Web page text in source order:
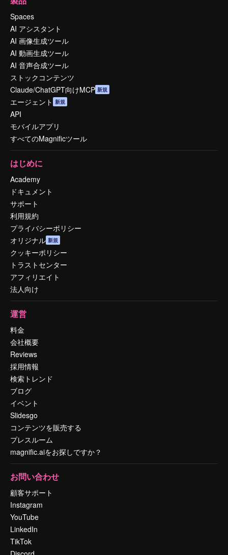
Spaces
AI アシスタント
AI 画像生成ツール
AI 動画生成ツール
AI 音声合成ツール
ストックコンテンツ
Claude/ChatGPT向けMCP 新規
エージェント 新規
API
モバイルアプリ
すべてのMagnificツール
はじめに
Academy
ドキュメント
サポート
利用規約
プライバシーポリシー
オリジナル 新規
クッキーポリシー
トラストセンター
アフィリエイト
法人向け
運営
料金
会社概要
Reviews
採用情報
検索トレンド
ブログ
イベント
Slidesgo
コンテンツを販売する
プレスルーム
magnific.aiをお探しですか？
お問い合わせ
顧客サポート
Instagram
YouTube
LinkedIn
TikTok